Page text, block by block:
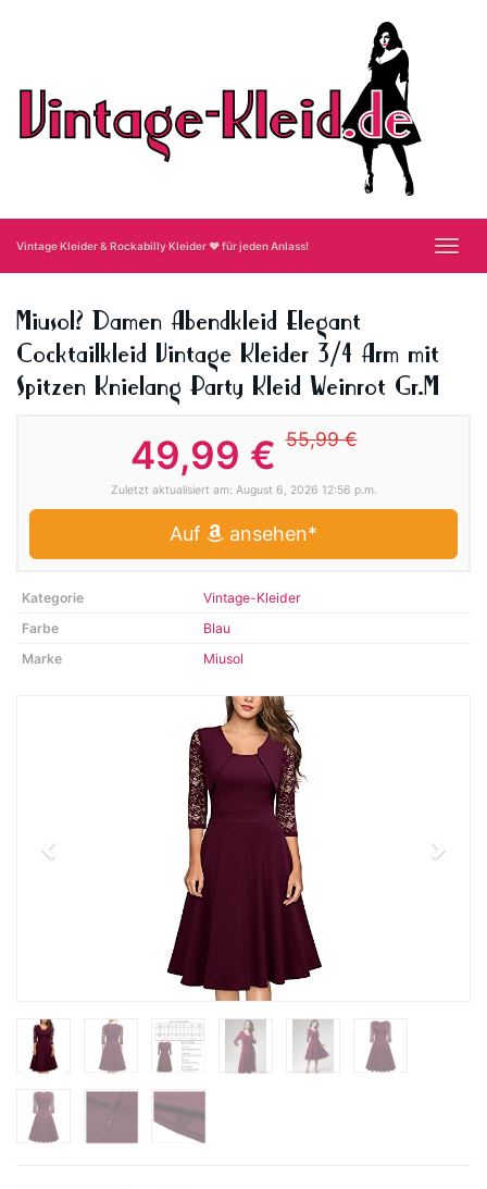
Vintage Kleider & Rockabilly Kleider ❤ für jeden Anlass!
Miusol? Damen Abendkleid Elegant
Cocktailkleid Vintage Kleider 3/4 Arm mit
Spitzen Knielang Party Kleid Weinrot Gr.M
49,99 €55,99 €
Zuletzt aktualisiert am: August 6, 2026 12:56 p.m.
Auf ansehen*
Kategorie
Vintage-Kleider
Farbe
Blau
Marke
Miusol